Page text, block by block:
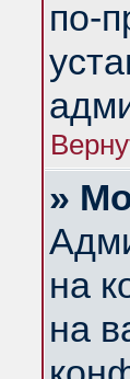
по-
»
на
на